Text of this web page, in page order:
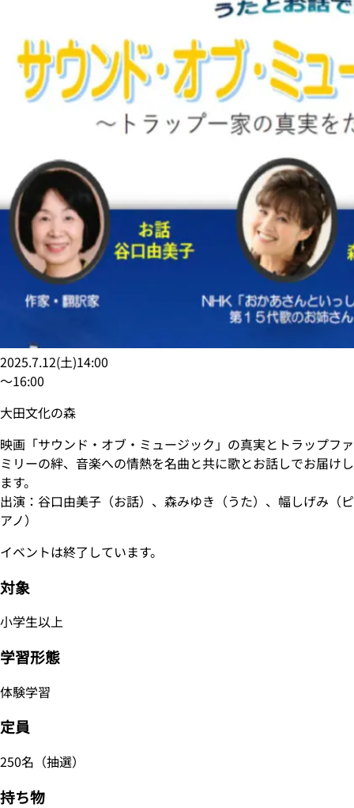
2025.7.12(土)14:00
〜16:00
大田文化の森
映画「サウンド・オブ・ミュージック」の真実とトラップファ
ミリーの絆、音楽への情熱を名曲と共に歌とお話しでお届けし
ます。
出演：谷口由美子（お話）、森みゆき（うた）、幅しげみ（ピ
アノ）
イベントは終了しています。
対象
小学生以上
学習形態
体験学習
定員
250名（抽選）
持ち物